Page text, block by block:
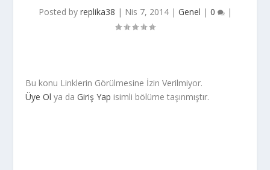
Posted by replika38 | Nis 7, 2014| Genel | 0 |
Bu konu Linklerin Görülmesine İzin Verilmiyor.
Üye Ol ya daGiriş Yap isimli bölüme taşınmıştır.